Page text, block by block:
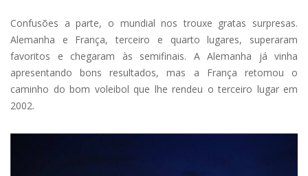
Confusões a parte, o mundial nos trouxe gratas surpresas.
Alemanha e França, terceiro e quarto lugares, superaram
favoritos e chegaram às semifinais. A Alemanha já vinha
apresentando bons resultados, mas a França retomou o
caminho do bom voleibol que lhe rendeu o terceiro lugar em
2002.